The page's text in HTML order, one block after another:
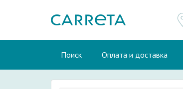
Поиск Оплата и доставка